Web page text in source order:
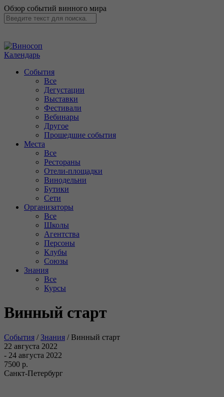
Обзор событий винного мира
Календарь
События
Все
Дегустации
Выставки
Фестивали
Вебинары
Другое
Прошедшие события
Места
Все
Рестораны
Отели-площадки
Винодельни
Бутики
Сети
Организаторы
Все
Школы
Агентства
Персоны
Клубы
Союзы
Знания
Все
Курсы
Винный старт
События / Знания /Винный старт
22 августа 2022
- 24 августа 2022
7500 р.
Санкт-Петербург